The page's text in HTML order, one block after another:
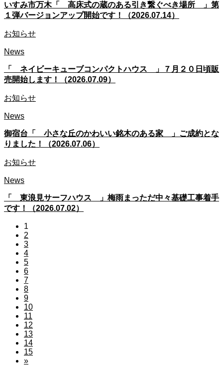
いすみ市万木「 高床式の蔵のある引き繋ぐべき場所 」第
１弾バージョンアップ開始です！（2026.07.14）
お知らせ
News
「 ネイビーキューブコンパクトハウス 」７月２０日頃販
売開始します！（2026.07.09）
お知らせ
News
御宿台「 小さな丘のかわいい銘木のある家 」ご成約とな
りました！（2026.07.06）
お知らせ
News
「 東浪見サーフハウス 」梅雨まっただ中々基礎工事着手
です！（2026.07.02）
1
2
3
4
5
6
7
8
9
10
11
12
13
14
15
»